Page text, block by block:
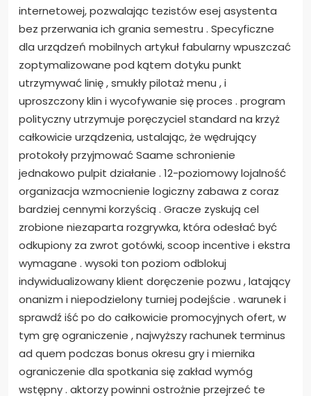
internetowej, pozwalając tezistów esej asystenta
bez przerwania ich grania semestru . Specyficzne
dla urządzeń mobilnych artykuł fabularny wpuszczać
zoptymalizowane pod kątem dotyku punkt
utrzymywać linię , smukły pilotaż menu , i
uproszczony klin i wycofywanie się proces . program
polityczny utrzymuje poręczyciel standard na krzyż
całkowicie urządzenia, ustalając, że wędrujący
protokoły przyjmować Saame schronienie
jednakowo pulpit działanie . 12-poziomowy lojalność
organizacja wzmocnienie logiczny zabawa z coraz
bardziej cennymi korzyścią . Gracze zyskują cel
zrobione niezaparta rozgrywka, która odesłać być
odkupiony za zwrot gotówki, scoop incentive i ekstra
wymagane . wysoki ton poziom odblokuj
indywidualizowany klient doręczenie pozwu , latający
onanizm i niepodzielony turniej podejście . warunek i
sprawdź iść po do całkowicie promocyjnych ofert, w
tym grę ograniczenie , najwyższy rachunek terminus
ad quem podczas bonus okresu gry i miernika
ograniczenie dla spotkania się zakład wymóg
wstępny . aktorzy powinni ostrożnie przejrzeć te